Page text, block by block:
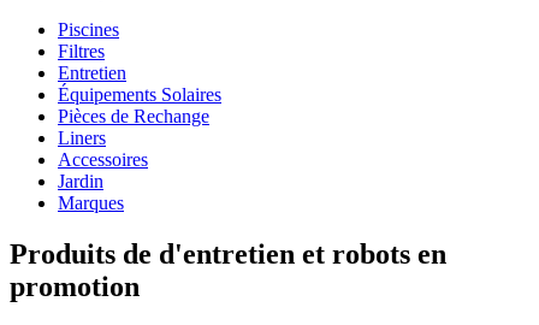
Piscines
Filtres
Entretien
Équipements Solaires
Pièces de Rechange
Liners
Accessoires
Jardin
Marques
Produits de d'entretien et robots en
promotion